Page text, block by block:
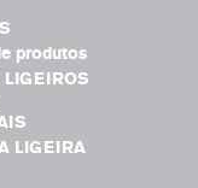
produtos
LIGEIROS
LIGEIRA